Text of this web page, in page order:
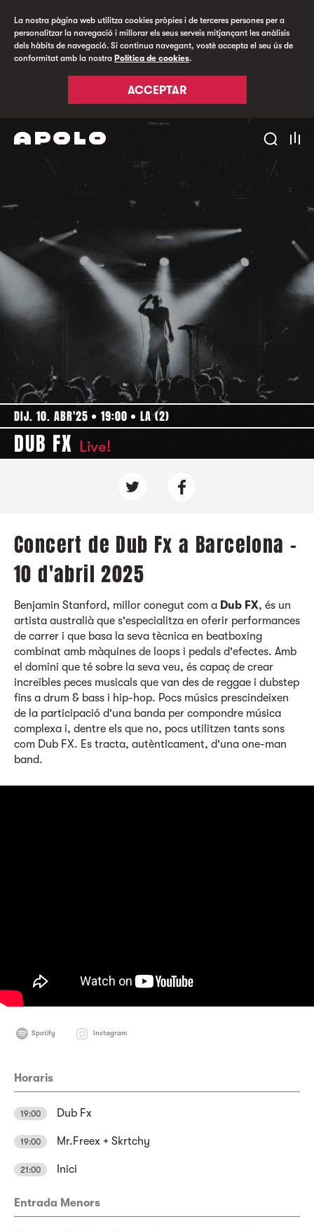
La nostra pàgina web utilitza cookies pròpies i de terceres persones per a
personalitzar la navegació i millorar els seus serveis mitjançant les anàlisis
dels hàbits de navegació. Si continua navegant, vostè accepta el seu ús de
conformitat amb la nostra Política de cookies.
ACCEPTAR
DIJ. 10. ABR'25 19:00 LA (2)
DUB FX Live!
Concert de Dub Fx a Barcelona -
10 d'abril 2025
Benjamin Stanford, millor conegut com a Dub FX, és un
artista australià que s'especialitza en oferir performances
de carrer i que basa la seva tècnica en beatboxing
combinat amb màquines de loops i pedals d'efectes. Amb
el domini que té sobre la seva veu, és capaç de crear
increïbles peces musicals que van des de reggae i dubstep
fins a drum & bass i hip-hop. Pocs músics prescindeixen
de la participació d'una banda per compondre música
complexa i, dentre els que no, pocs utilitzen tants sons
com Dub FX. Es tracta, autènticament, d'una one-man
band.
Spotify Instagram
Horaris
19:00 Dub Fx
19:00 Mr.Freex + Skrtchy
21:00 Inici
Entrada Menors